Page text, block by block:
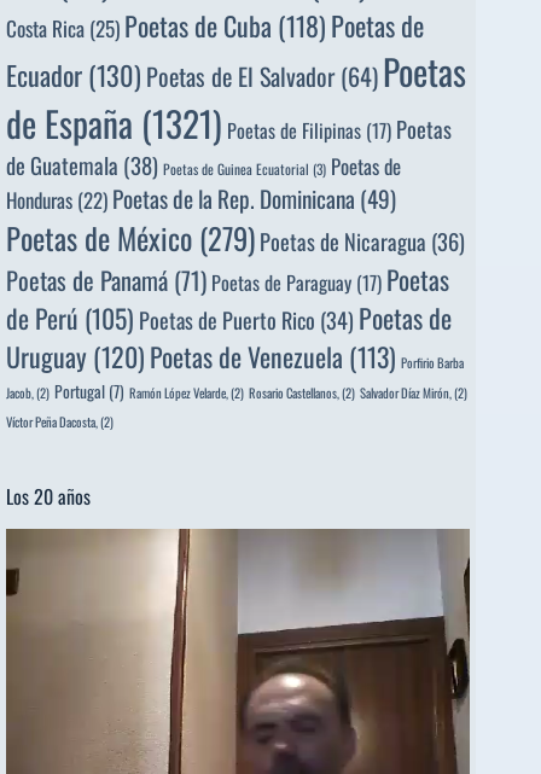
Costa Rica(25)Poetas de Cuba (118)Poetas de
Ecuador(130) Poetas de El Salvador(64)Poetas
de España (1321) Poetas de Filipinas (17) Poetas
de Guatemala (38) Poetas de Guinea Ecuatorial (3) Poetas de
Honduras (22) Poetas de la Rep. Dominicana (49)
Poetas de México(279)Poetas de Nicaragua (36)
Poetas de Panamá (71) Poetas de Paraguay (17) Poetas
de Perú (105) Poetas de Puerto Rico (34) Poetas de
Uruguay(120)Poetas de Venezuela (113) Porfirio Barba
Jacob,(2) Portugal (7) Ramón López Velarde,(2) Rosario Castellanos,(2) Salvador Díaz Mirón,(2)
Víctor Peña Dacosta,(2)
Los 20 años
de
vídeo